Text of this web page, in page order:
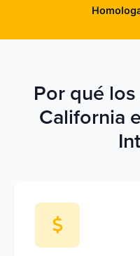
Por qué
California